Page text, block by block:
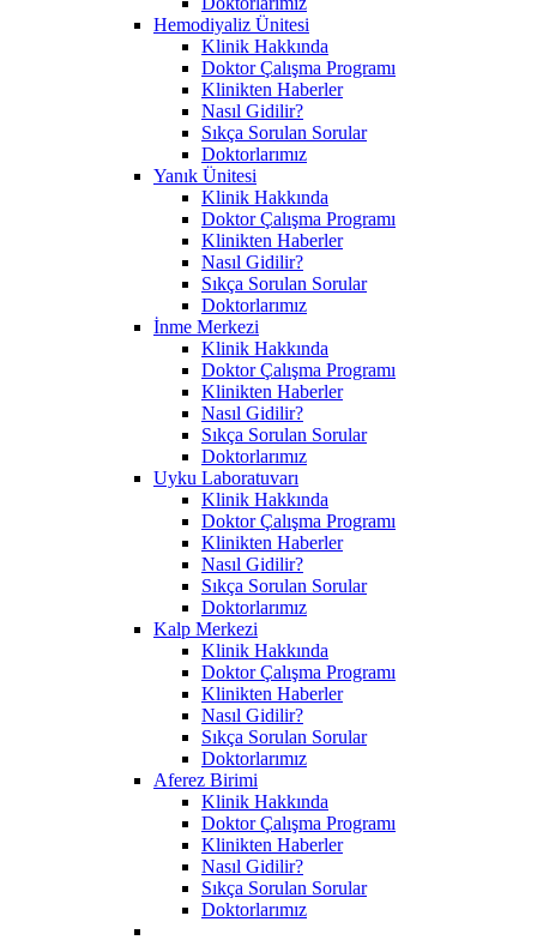
Hemodiyaliz Ünitesi
Klinik Hakkında
Doktor Çalışma Programı
Klinikten Haberler
Nasıl Gidilir?
Sıkça Sorulan Sorular
Doktorlarımız
Yanık Ünitesi
Klinik Hakkında
Doktor Çalışma Programı
Klinikten Haberler
Nasıl Gidilir?
Sıkça Sorulan Sorular
Doktorlarımız
İnme Merkezi
Klinik Hakkında
Doktor Çalışma Programı
Klinikten Haberler
Nasıl Gidilir?
Sıkça Sorulan Sorular
Doktorlarımız
Uyku Laboratuvarı
Klinik Hakkında
Doktor Çalışma Programı
Klinikten Haberler
Nasıl Gidilir?
Sıkça Sorulan Sorular
Doktorlarımız
Kalp Merkezi
Klinik Hakkında
Doktor Çalışma Programı
Klinikten Haberler
Nasıl Gidilir?
Sıkça Sorulan Sorular
Doktorlarımız
Aferez Birimi
Klinik Hakkında
Doktor Çalışma Programı
Klinikten Haberler
Nasıl Gidilir?
Sıkça Sorulan Sorular
Doktorlarımız